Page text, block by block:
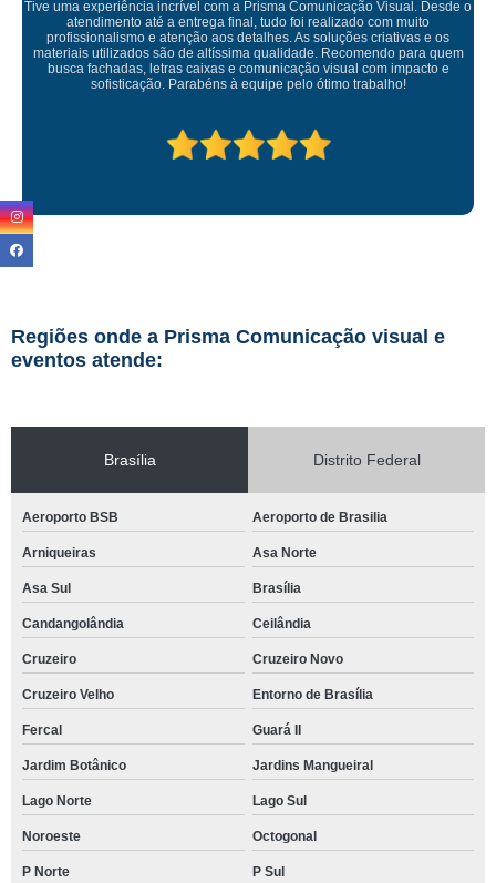
Empresa maravilhosa, entregue antes do prazo e a instalação da lona
ficou perfeita, indico de olhos fechados
Regiões onde a Prisma Comunicação visual e
eventos atende:
Brasília Distrito Federal
Aeroporto BSB Aeroporto de Brasilia
Arniqueiras Asa Norte
Asa Sul Brasília
Candangolândia Ceilândia
Cruzeiro Cruzeiro Novo
Cruzeiro Velho Entorno de Brasília
Fercal Guará II
Jardim Botânico Jardins Mangueiral
Lago Norte Lago Sul
Noroeste Octogonal
P Norte P Sul